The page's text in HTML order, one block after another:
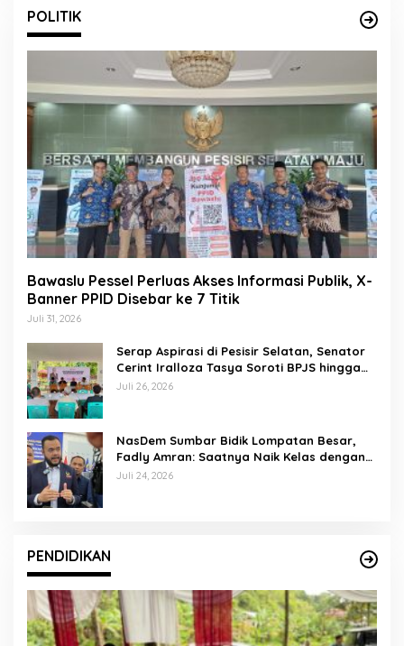
POLITIK
Bawaslu Pessel Perluas Akses Informasi Publik, X-
Banner PPID Disebar ke 7 Titik
Juli 31, 2026
Serap Aspirasi di Pesisir Selatan, Senator
Cerint Iralloza Tasya Soroti BPJS hingga
Kurikulum Merdeka
Juli 26, 2026
NasDem Sumbar Bidik Lompatan Besar,
Fadly Amran: Saatnya Naik Kelas dengan
Kader Berkualitas
Juli 24, 2026
PENDIDIKAN